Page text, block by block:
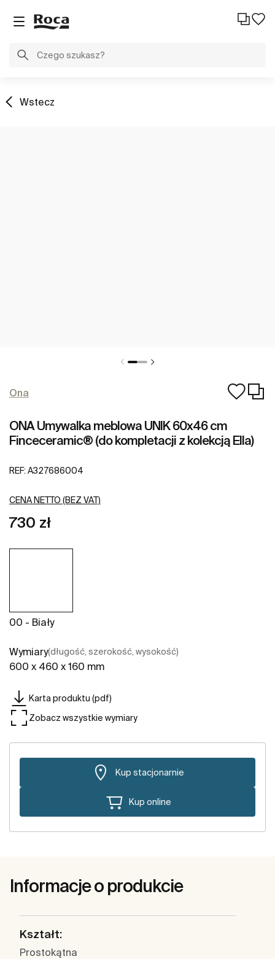
Wstecz
Ona
ONA Umywalka meblowa UNIK 60x46 cm
Finceceramic® (do kompletacji z kolekcją Ella)
REF: A327686004
CENA NETTO (BEZ VAT)
730 zł
00 - Biały
Wymiary(długość, szerokość, wysokość)
600 x 460 x 160 mm
Karta produktu (pdf)
Zobacz wszystkie wymiary
Kup stacjonarnie
Kup online
Informacje o produkcie
Kształt:
Prostokątna